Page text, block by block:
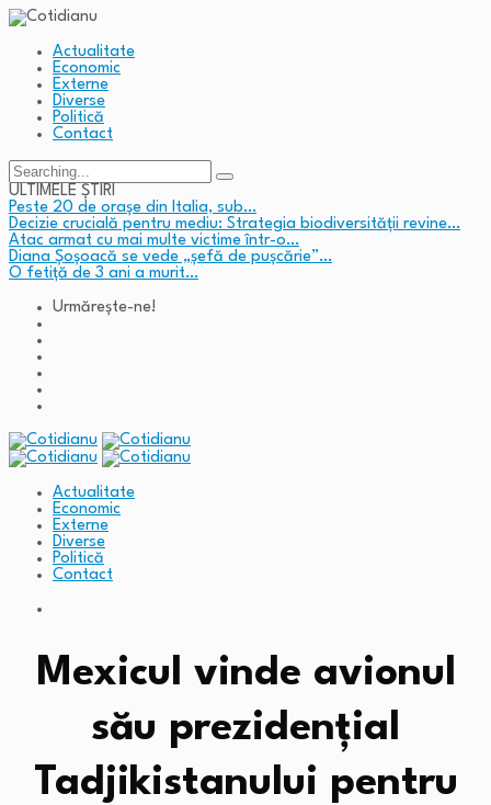
Actualitate
Economic
Externe
Diverse
Politică
Contact
Search
for:
ULTIMELE ȘTIRI
Peste 20 de orașe din Italia, sub…
Decizie crucială pentru mediu: Strategia biodiversității revine…
Atac armat cu mai multe victime într-o…
Diana Șoșoacă se vede „șefă de pușcărie”…
O fetiță de 3 ani a murit…
Urmărește-ne!
Actualitate
Economic
Externe
Diverse
Politică
Contact
Mexicul vinde avionul
său prezidenţial
Tadjikistanului pentru